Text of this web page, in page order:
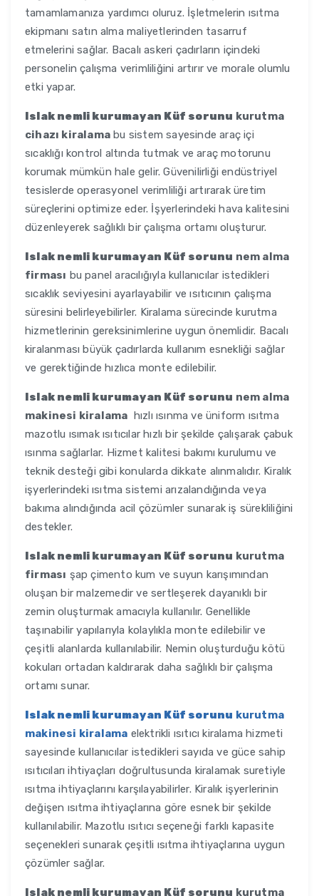
tamamlamanıza yardımcı oluruz. İşletmelerin ısıtma
ekipmanı satın alma maliyetlerinden tasarruf
etmelerini sağlar. Bacalı askeri çadırların içindeki
personelin çalışma verimliliğini artırır ve morale olumlu
etki yapar.
Islak nemli kurumayan Küf sorunu kurutma
cihazı kiralama bu sistem sayesinde araç içi
sıcaklığı kontrol altında tutmak ve araç motorunu
korumak mümkün hale gelir. Güvenilirliği endüstriyel
tesislerde operasyonel verimliliği artırarak üretim
süreçlerini optimize eder. İşyerlerindeki hava kalitesini
düzenleyerek sağlıklı bir çalışma ortamı oluşturur.
Islak nemli kurumayan Küf sorunu nem alma
firması bu panel aracılığıyla kullanıcılar istedikleri
sıcaklık seviyesini ayarlayabilir ve ısıtıcının çalışma
süresini belirleyebilirler. Kiralama sürecinde kurutma
hizmetlerinin gereksinimlerine uygun önemlidir. Bacalı
kiralanması büyük çadırlarda kullanım esnekliği sağlar
ve gerektiğinde hızlıca monte edilebilir.
Islak nemli kurumayan Küf sorunu nem alma
makinesi kiralama hızlı ısınma ve üniform ısıtma
mazotlu ısımak ısıtıcılar hızlı bir şekilde çalışarak çabuk
ısınma sağlarlar. Hizmet kalitesi bakımı kurulumu ve
teknik desteği gibi konularda dikkate alınmalıdır. Kiralık
işyerlerindeki ısıtma sistemi arızalandığında veya
bakıma alındığında acil çözümler sunarak iş sürekliliğini
destekler.
Islak nemli kurumayan Küf sorunu kurutma
firması şap çimento kum ve suyun karışımından
oluşan bir malzemedir ve sertleşerek dayanıklı bir
zemin oluşturmak amacıyla kullanılır. Genellikle
taşınabilir yapılarıyla kolaylıkla monte edilebilir ve
çeşitli alanlarda kullanılabilir. Nemin oluşturduğu kötü
kokuları ortadan kaldırarak daha sağlıklı bir çalışma
ortamı sunar.
Islak nemli kurumayan Küf sorunu kurutma
makinesi kiralama elektrikli ısıtıcı kiralama hizmeti
sayesinde kullanıcılar istedikleri sayıda ve güce sahip
ısıtıcıları ihtiyaçları doğrultusunda kiralamak suretiyle
ısıtma ihtiyaçlarını karşılayabilirler. Kiralık işyerlerinin
değişen ısıtma ihtiyaçlarına göre esnek bir şekilde
kullanılabilir. Mazotlu ısıtıcı seçeneği farklı kapasite
seçenekleri sunarak çeşitli ısıtma ihtiyaçlarına uygun
çözümler sağlar.
Islak nemli kurumayan Küf sorunu kurutma